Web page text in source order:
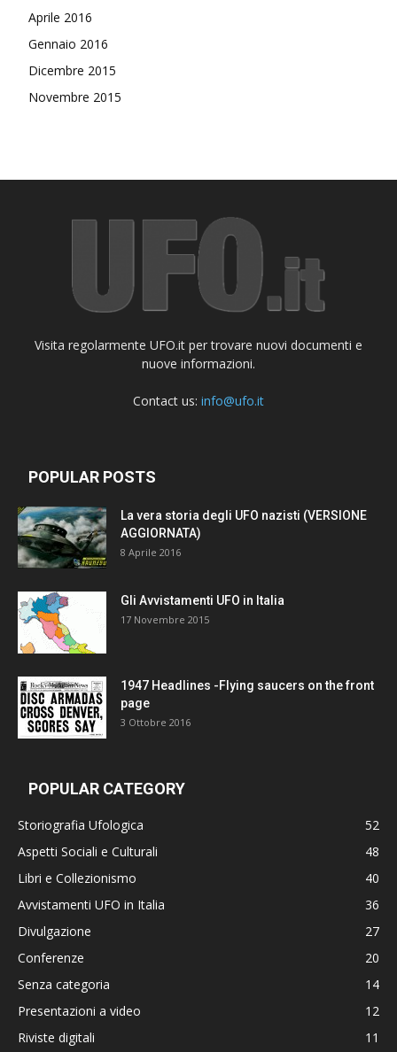
Aprile 2016
Gennaio 2016
Dicembre 2015
Novembre 2015
Visita regolarmente UFO.it per trovare nuovi documenti e
nuove informazioni.
Contact us: info@ufo.it
POPULAR POSTS
La vera storia degli UFO nazisti (VERSIONE
AGGIORNATA)
8 Aprile 2016
Gli Avvistamenti UFO in Italia
17 Novembre 2015
1947 Headlines -Flying saucers on the front
page
3 Ottobre 2016
POPULAR CATEGORY
Storiografia Ufologica
52
Aspetti Sociali e Culturali
48
Libri e Collezionismo
40
Avvistamenti UFO in Italia
36
Divulgazione
27
Conferenze
20
Senza categoria
14
Presentazioni a video
12
Riviste digitali
11